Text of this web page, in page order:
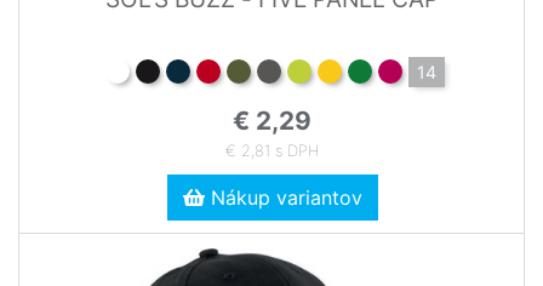
14
€ 2,29
€ 2,81 s DPH
Nákup variantov